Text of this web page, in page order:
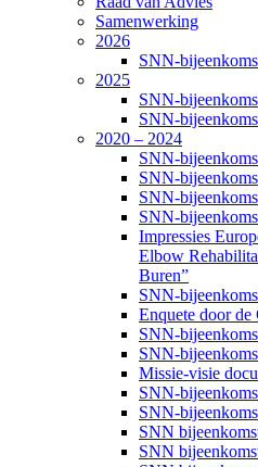
Samenwerking
2026
SNN-
2025
SNN-
SNN-
2020 – 2024
SNN-
SNN-
SNN-
SNN-
Impressies
Elbow
Buren”
SNN-
Enquete door de
SNN-
SNN-
Missie-visie
SNN-
SNN-
SNN
SNN